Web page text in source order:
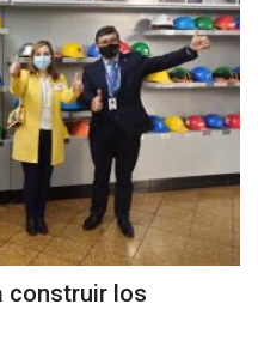
construir los